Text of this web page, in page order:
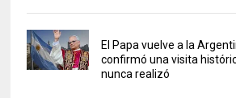
El Papa vuelve a la
confirmó una visita
nunca realizó